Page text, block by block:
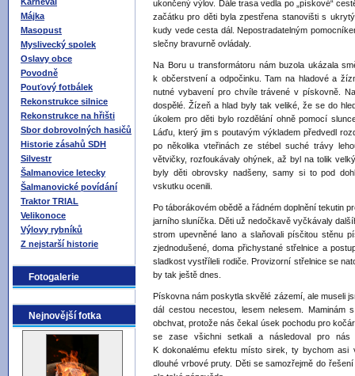
Májka
Masopust
Myslivecký spolek
Oslavy obce
Povodně
Pouťový fotbálek
Rekonstrukce silnice
Rekonstrukce na hřišti
Sbor dobrovolných hasičů
Historie zásahů SDH
Silvestr
Šalmanovice letecky
Šalmanovické povídání
Traktor TRIAL
Velikonoce
Výlovy rybníků
Z nejstarší historie
Fotogalerie
Nejnovější fotka
ukončený výlov. Dále trasa vedla po „pískové“
začátku pro děti byla zpestřena stanovišti s
kudy vede cesta dál. Nepostradatelným
slečny bravurně ovládaly.
Na Boru u transformátoru nám buzola ukázala
k občerstvení a odpočinku. Tam na hladové a
nutné vybavení pro chvíle trávené v pískovně.
dospělé. Žízeň a hlad byly tak veliké, že se do
úkolem pro děti bylo rozdělání ohně pomocí
Láďu, který jim s poutavým výkladem předvedl
po několika vteřinách ze stébel suché trávy
větvičky, rozfoukávaly ohýnek, až byl na tolik
byly děti obrovsky nadšeny, samy si to pod
vskutku ocenili.
Po táborákovém obědě a řádném doplnění tekutin
jarního sluníčka. Děti už nedočkavě vyčkávaly
strom upevněné lano a slaňovali písčitou stěnu
zjednodušené, doma přichystané střelnice a
sladkost vystříleli rodiče. Provizorní střelnice se
by tak ještě dnes.
Pískovna nám poskytla skvělé zázemí, ale museli
dál cestou necestou, lesem nelesem.
obchvat, protože nás čekal úsek pochodu pro
se zase všichni setkali a následoval pro
K dokonalému efektu místo sirek, ty bychom
dlouhé vrbové pruty. Děti se samozřejmě do